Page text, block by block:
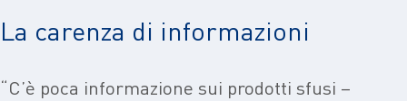
La carenza di informazioni
“C’è poca informazione sui prodotti sfusi –